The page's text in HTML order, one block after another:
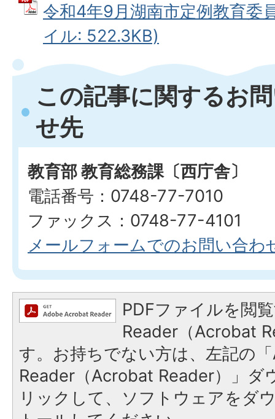
令和4年9月湖南市定例教育委
イル: 522.3KB)
この記事に関するお
せ先
教育部 教育総務課〔西庁舎〕
電話番号：0748-77-7010
ファックス：0748-77-4101
メールフォームでのお問い合わ
PDFファイルを閲
Reader（Acrobat
す。お持ちでない方は、左記の
Reader（Acrobat Reader）」ダ
リックして、ソフトウェアをダ